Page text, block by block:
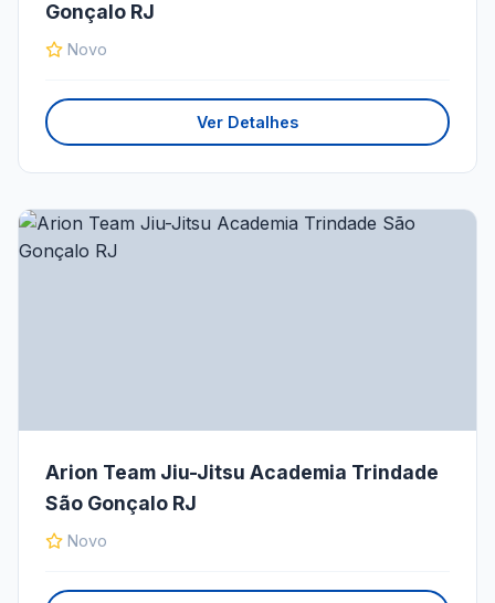
Gonçalo RJ
Novo
Ver Detalhes
Arion Team Jiu-Jitsu Academia Trindade
São Gonçalo RJ
Novo